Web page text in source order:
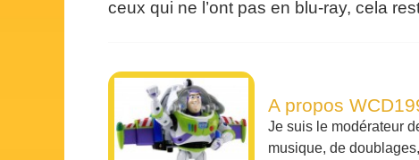
ceux qui ne l’ont pas en blu-ray, cela
A propos
Je suis le modérateur
musique, de